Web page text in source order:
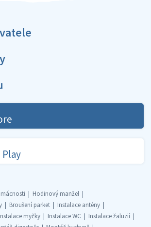
Hodinový manžel
Broušení parket
Instalace antény
myčky Instalace WC
Instalace žaluzií